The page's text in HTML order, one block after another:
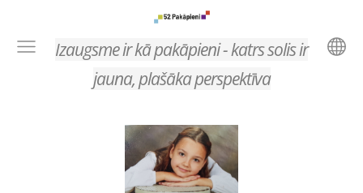
Izaugsme ir kā pakāpieni - katrs solis ir
jauna, plašāka perspektīva